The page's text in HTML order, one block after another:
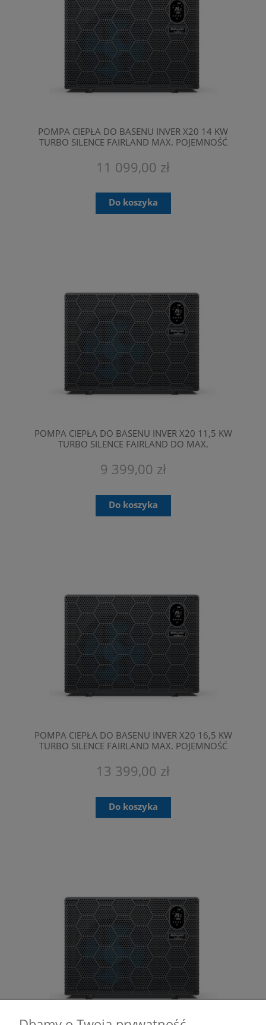
POMPA CIEPŁA DO BASENU INVER X20 14 KW
TURBO SILENCE FAIRLAND MAX. POJEMNOŚĆ
11 099,00 zł
Do koszyka
POMPA CIEPŁA DO BASENU INVER X20 11,5 KW
TURBO SILENCE FAIRLAND DO MAX.
9 399,00 zł
Do koszyka
POMPA CIEPŁA DO BASENU INVER X20 16,5 KW
TURBO SILENCE FAIRLAND MAX. POJEMNOŚĆ
13 399,00 zł
Do koszyka